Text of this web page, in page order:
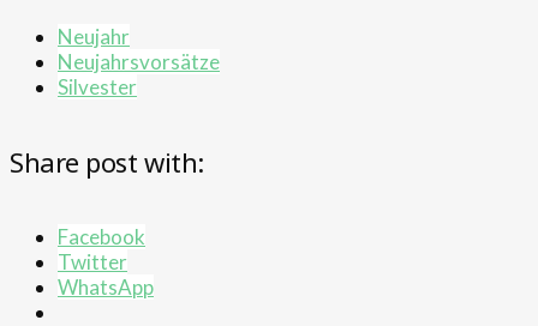
Neujahr
Neujahrsvorsätze
Silvester
Share post with:
Facebook
Twitter
WhatsApp